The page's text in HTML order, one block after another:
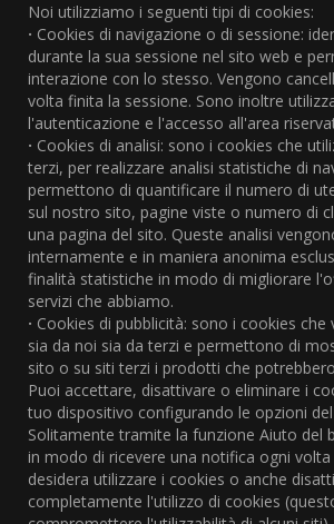
Noi utilizziamo i seguenti tipi di cookies:
· Cookies di navigazione o di sessione:
durante la sua sessione nel sito web e
interazione con lo stesso. Vengono
volta finita la sessione. Sono inoltre
l'autenticazione e l'accesso all'area
· Cookies di analisi: sono i cookies che
terzi, per realizzare analisi statistiche di
permettono di quantificare il numero di
sul nostro sito, pagine viste o numero di
una pagina del sito. Queste analisi
internamente e in maniera anonima
finalità statistiche in modo di migliorare
servizi che abbiamo.
· Cookies di pubblicità: sono i cookies che
sia da noi sia da terzi e permettono di
sito o su siti terzi i prodotti che
Puoi accettare, disattivare o eliminare i
tuo dispositivo configurando le opzioni
Solitamente tramite la funzione Aiuto del
in modo di ricevere una notifica ogni
desidera utilizzare i cookies o anche
completamente l'utilizzo di cookies